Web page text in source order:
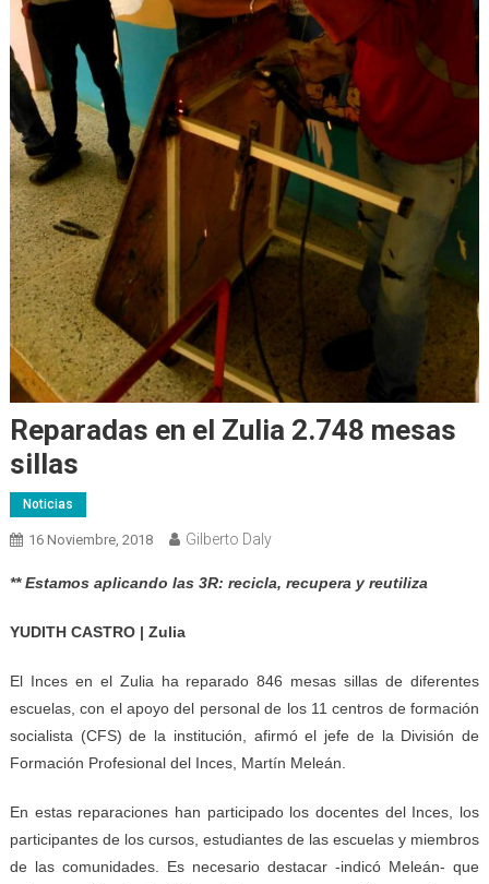
Reparadas en el Zulia 2.748 mesas
sillas
Noticias
16 Noviembre, 2018 Gilberto Daly
** Estamos aplicando las 3R: recicla, recupera y reutiliza
YUDITH CASTRO | Zulia
El Inces en el Zulia ha reparado 846 mesas sillas de diferentes
escuelas, con el apoyo del personal de los 11 centros de formación
socialista (CFS) de la institución, afirmó el jefe de la División de
Formación Profesional del Inces, Martín Meleán.
En estas reparaciones han participado los docentes del Inces, los
participantes de los cursos, estudiantes de las escuelas y miembros
de las comunidades. Es necesario destacar -indicó Meleán- que